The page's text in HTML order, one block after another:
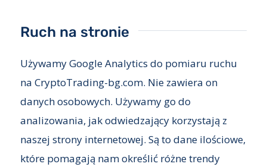
Ruch na stronie
Używamy Google Analytics do pomiaru ruchu
na CryptoTrading-bg.com. Nie zawiera on
danych osobowych. Używamy go do
analizowania, jak odwiedzający korzystają z
naszej strony internetowej. Są to dane ilościowe,
które pomagają nam określić różne trendy